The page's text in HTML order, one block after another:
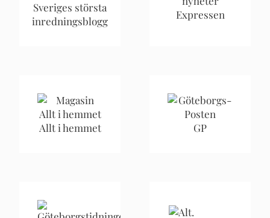
Sveriges största
inredningsblogg
Expressen
Allt i hemmet GP